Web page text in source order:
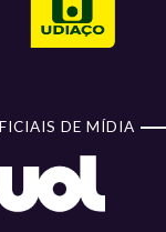
DE MÍDIA